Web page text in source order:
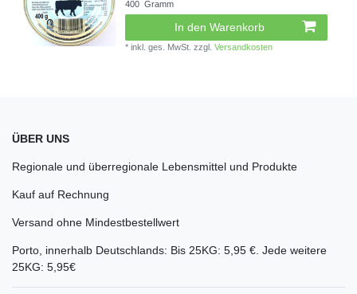
400 Gramm
In den Warenkorb
*inkl. ges. MwSt. zzgl.Versandkosten
ÜBER UNS
Regionale und überregionale Lebensmittel und Produkte
Kauf auf Rechnung
Versand ohne Mindestbestellwert
Porto, innerhalb Deutschlands: Bis 25KG: 5,95 €. Jede weitere
25KG: 5,95€